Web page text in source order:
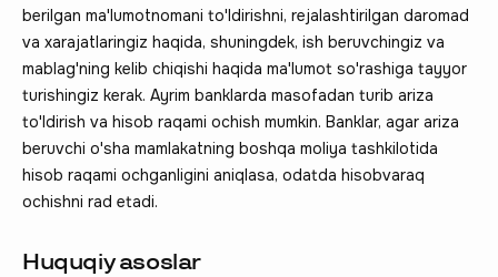
berilgan ma'lumotnomani to'ldirishni, rejalashtirilgan daromad
va xarajatlaringiz haqida, shuningdek, ish beruvchingiz va
mablag'ning kelib chiqishi haqida ma'lumot so'rashiga tayyor
turishingiz kerak. Ayrim banklarda masofadan turib ariza
to'ldirish va hisob raqami ochish mumkin. Banklar, agar ariza
beruvchi o'sha mamlakatning boshqa moliya tashkilotida
hisob raqami ochganligini aniqlasa, odatda hisobvaraq
ochishni rad etadi.
Huquqiy asoslar